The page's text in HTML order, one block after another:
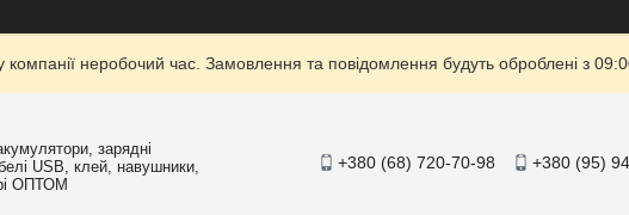
компанії неробочий час. Замовлення та повідомлення будуть оброблені з
зарядні
USB, клей, навушники,
ОПТОМ
+380 (68) 720-70-98 +380 (95)